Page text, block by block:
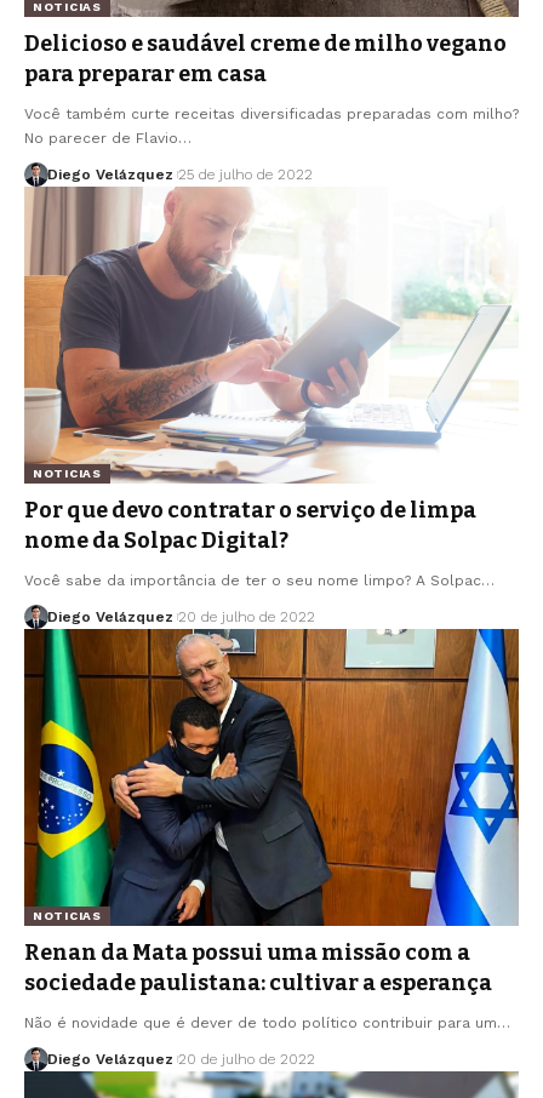
NOTICIAS
Delicioso e saudável creme de milho vegano
para preparar em casa
Você também curte receitas diversificadas preparadas com milho?
No parecer de Flavio…
Diego Velázquez 25 de julho de 2022
NOTICIAS
Por que devo contratar o serviço de limpa
nome da Solpac Digital?
Você sabe da importância de ter o seu nome limpo? A Solpac…
Diego Velázquez 20 de julho de 2022
NOTICIAS
Renan da Mata possui uma missão com a
sociedade paulistana: cultivar a esperança
Não é novidade que é dever de todo político contribuir para um…
Diego Velázquez 20 de julho de 2022